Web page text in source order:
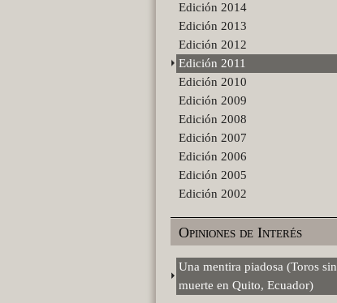
Edición 2014
Edición 2013
Edición 2012
Edición 2011
Edición 2010
Edición 2009
Edición 2008
Edición 2007
Edición 2006
Edición 2005
Edición 2002
Opiniones de Interés
Una mentira piadosa (Toros sin
muerte en Quito, Ecuador)